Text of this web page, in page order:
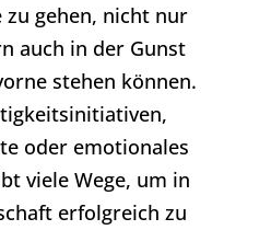
zu gehen, nicht nur
auch in der Gunst
stehen können.
oder emotionales
viele Wege, um in
erfolgreich zu